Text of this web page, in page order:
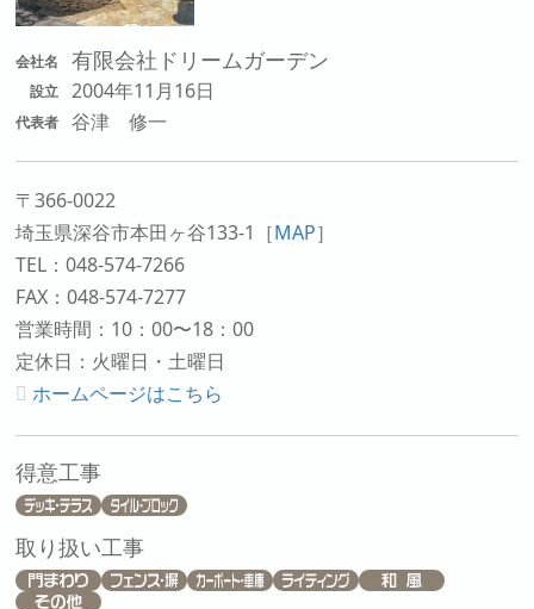
会社名 有限会社ドリームガーデン
設立 2004年11月16日
代表者 谷津 修一
〒366-0022
埼玉県深谷市本田ヶ谷133-1 ［MAP］
TEL：048-574-7266
FAX：048-574-7277
営業時間：10：00〜18：00
定休日：火曜日・土曜日
ホームページはこちら
得意工事
取り扱い工事